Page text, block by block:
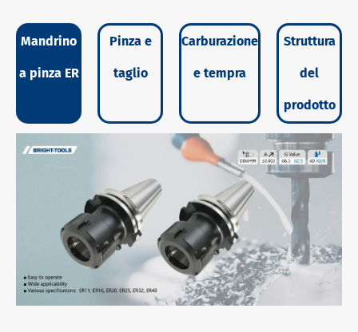
Mandrino
a pinza ER
Pinza e
taglio
Carburazione
e tempra
Struttura
del
prodotto